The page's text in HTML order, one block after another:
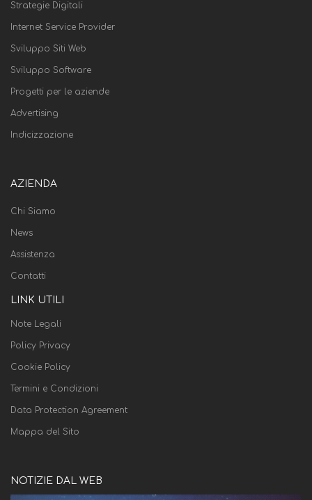
Strategie Digitali
Internet Service Provider
Sviluppo Siti Web
Sviluppo Software
Progetti per le aziende
Advertising
Indicizzazione
AZIENDA
Chi Siamo
News
Assistenza
Contatti
LINK UTILI
Note Legali
Policy Privacy
Cookie Policy
Termini e Condizioni
Data Protection Agreement
Mappa del Sito
NOTIZIE DAL WEB